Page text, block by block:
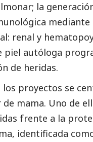
la
mediante
renal y
piel autóloga
de heridas.
los proyectos se
de mama. Uno de
frente a la
identificada